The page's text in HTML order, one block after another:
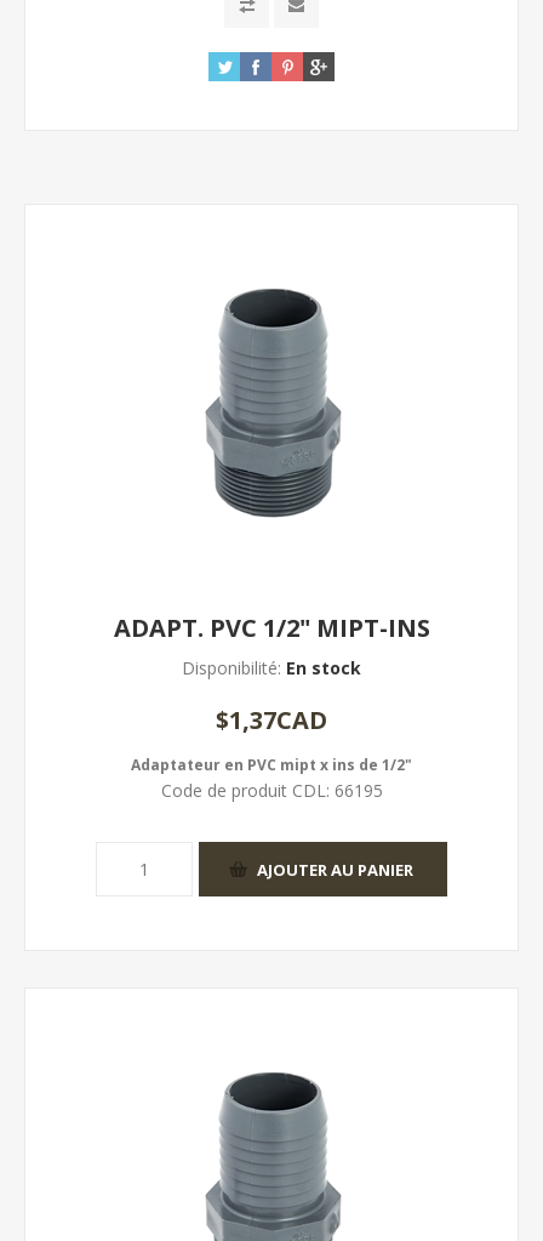
ADAPT. PVC 1/2" MIPT-INS
Disponibilité: En stock
$1,37CAD
Adaptateur en PVC mipt x ins de 1/2"
Code de produit CDL: 66195